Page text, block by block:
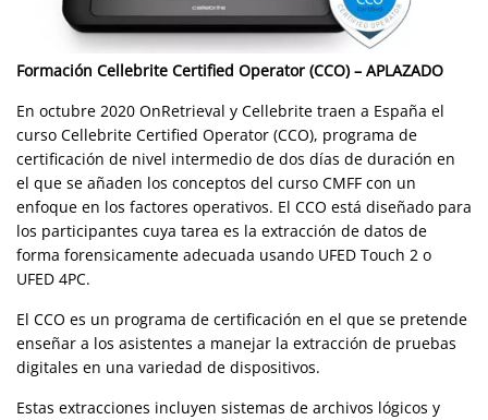
Formación Cellebrite Certified Operator (CCO) – APLAZADO
En octubre 2020 OnRetrieval y Cellebrite traen a España el
curso Cellebrite Certified Operator (CCO), programa de
certificación de nivel intermedio de dos días de duración en
el que se añaden los conceptos del curso CMFF con un
enfoque en los factores operativos. El CCO está diseñado para
los participantes cuya tarea es la extracción de datos de
forma forensicamente adecuada usando UFED Touch 2 o
UFED 4PC.
El CCO es un programa de certificación en el que se pretende
enseñar a los asistentes a manejar la extracción de pruebas
digitales en una variedad de dispositivos.
Estas extracciones incluyen sistemas de archivos lógicos y